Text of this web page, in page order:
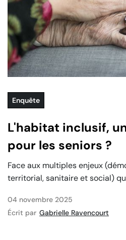
Enquête
L'habitat inclusif,
pour les seniors ?
Face aux multiples enjeux
territorial, sanitaire et social)
04 novembre 2025
Écrit par Gabrielle Ravencourt